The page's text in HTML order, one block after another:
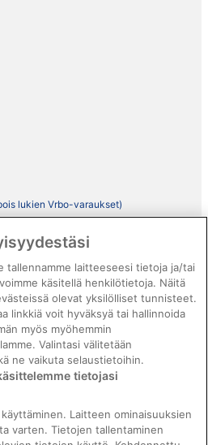
lukien Vrbo-varaukset)
ehdot
yhteyttä
tekeminen sisällöstä
tallennamme laitteeseesi tietoja ja/tai
käsitellä henkilötietoja. Näitä
olevat yksilölliset tunnisteet.
linkkiä voit hyväksyä tai hallinnoida
myös myöhemmin
Valintasi välitetään
ne vaikuta selaustietoihin.
tietojasi
Laitteen ominaisuuksien
varten. Tietojen tallentaminen